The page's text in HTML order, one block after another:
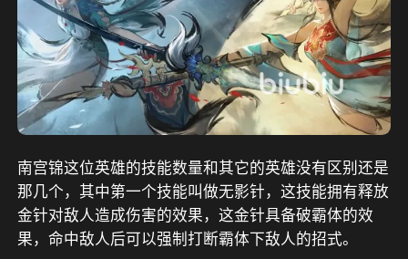
南宫锦这位英雄的技能数量和其它的英雄没有区别还是
那几个，其中第一个技能叫做无影针，这技能拥有释放
金针对敌人造成伤害的效果，这金针具备破霸体的效
果，命中敌人后可以强制打断霸体下敌人的招式。